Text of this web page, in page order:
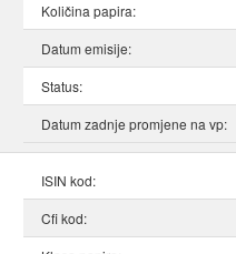
Količina papira:
Datum emisije:
Status:
Datum zadnje promjene na vp:
ISIN kod:
Cfi kod: